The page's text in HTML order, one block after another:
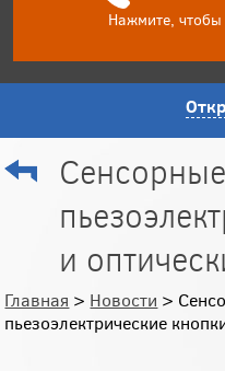
Нажмите,
и
Главная > Новости >
пьезоэлектрические